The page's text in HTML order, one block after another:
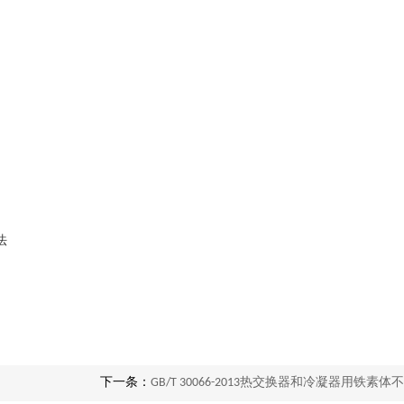
下一条： GB/T 30066-2013热交换器和冷凝器用铁素体